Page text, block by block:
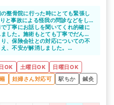
整骨院に行った時にとても緊張し
と事故による怪我の問診などをし
違和感を持っている所を適格に治
丁寧にお話しを聞いてくれ的確に
した。施術もとても丁寧でだんだ
スタッフの先生方も気さくで話し
いいので、お友達にも紹介しまし
、保険会社との対応についての不
、不安が解消しました。
れてきています(現在治療中)
でやってくれているので予約しや
OK 土曜日OK
日曜日OK
妊婦さん対応可 駅ちか
鍼灸